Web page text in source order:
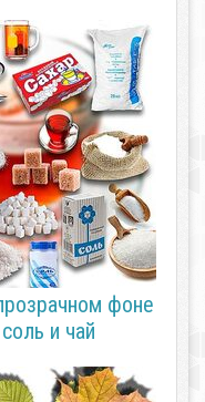
фоне
и чай